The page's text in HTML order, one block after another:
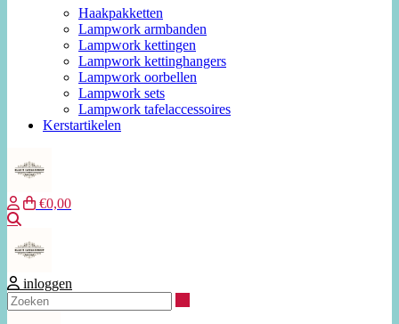
Haakpakketten
Lampwork armbanden
Lampwork kettingen
Lampwork kettinghangers
Lampwork oorbellen
Lampwork sets
Lampwork tafelaccessoires
Kerstartikelen
€0,00
inloggen